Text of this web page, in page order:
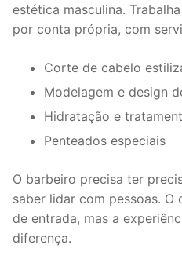
estética masculina.
por conta própria, com
Corte de cabelo
Modelagem e design
Hidratação e
Penteados especiais
O barbeiro precisa ter
saber lidar com pessoas.
de entrada, mas a
diferença.